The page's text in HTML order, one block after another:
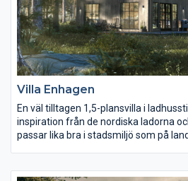
Villa Enhagen
En väl tilltagen 1,5-plansvilla i
inspiration från de nordiska ladorna
passar lika bra i stadsmiljö som på
Det karakteristiska med Ladhus är att